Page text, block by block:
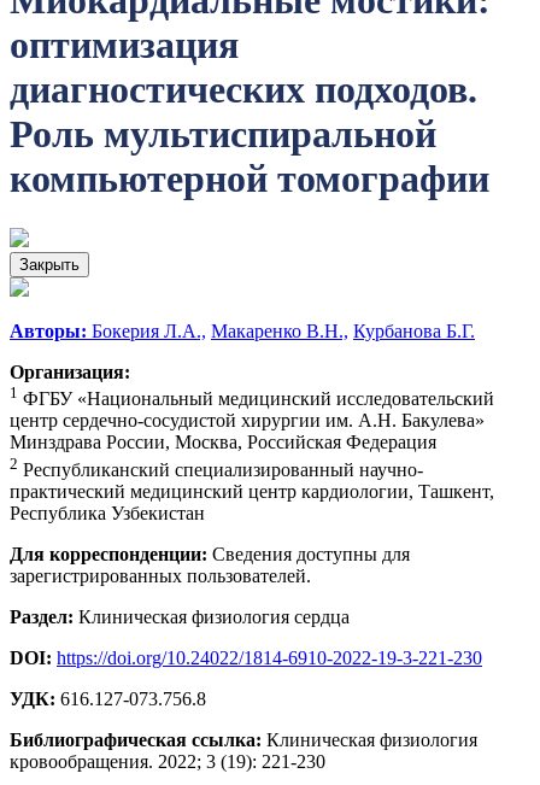
оптимизация
диагностических подходов.
Роль мультиспиральной
компьютерной томографии
Закрыть
Авторы: Бокерия Л.А., Макаренко В.Н., Курбанова Б.Г.
Организация:
1 ФГБУ «Национальный медицинский исследовательский
центр сердечно-сосудистой хирургии им. А.Н. Бакулева»
Минздрава России, Москва, Российская Федерация
2 Республиканский специализированный научно-
практический медицинский центр кардиологии, Ташкент,
Республика Узбекистан
Для корреспонденции: Сведения доступны для
зарегистрированных пользователей.
Раздел: Клиническая физиология сердца
DOI: https://doi.org/10.24022/1814-6910-2022-19-3-221-230
УДК: 616.127-073.756.8
Библиографическая ссылка: Клиническая физиология
кровообращения. 2022; 3 (19): 221-230